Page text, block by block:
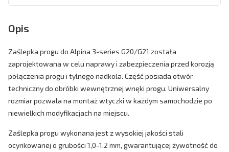
Opis
Zaślepka progu do Alpina 3-series G20/G21 została
zaprojektowana w celu naprawy i zabezpieczenia przed korozją
połączenia progu i tylnego nadkola. Część posiada otwór
techniczny do obróbki wewnętrznej wnęki progu. Uniwersalny
rozmiar pozwala na montaż wtyczki w każdym samochodzie po
niewielkich modyfikacjach na miejscu.
Zaślepka progu wykonana jest z wysokiej jakości stali
ocynkowanej o grubości 1,0-1,2 mm, gwarantującej żywotność do